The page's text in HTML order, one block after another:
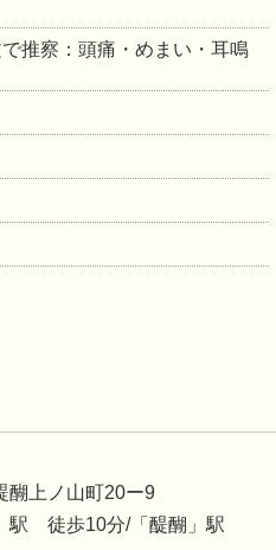
推察：頭痛・めまい・耳鳴
醐上ノ山町20ー9
駅 徒歩10分/「醍醐」駅